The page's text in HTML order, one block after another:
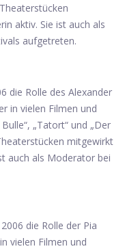
aktiv. Sie ist auch als
aufgetreten.
die Rolle des Alexander
in vielen Filmen und
„Tatort“ und „Der
mitgewirkt
auch als Moderator bei
die Rolle der Pia
vielen Filmen und